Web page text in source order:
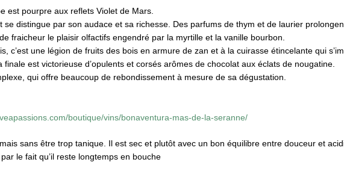
est pourpre aux reflets Violet de Mars.
se distingue par son audace et sa richesse. Des parfums de thym et de laurier
fraicheur le plaisir olfactifs engendré par la myrtille et la vanille bourbon.
c’est une légion de fruits des bois en armure de zan et à la cuirasse étincelante qui
finale est victorieuse d’opulents et corsés arômes de chocolat aux éclats de nougatine.
qui offre beaucoup de rebondissement à mesure de sa dégustation.
boutique/vins/bonaventura-mas-de-la-seranne/
sans être trop tanique. Il est sec et plutôt avec un bon équilibre entre douceur et
le fait qu’il reste longtemps en bouche